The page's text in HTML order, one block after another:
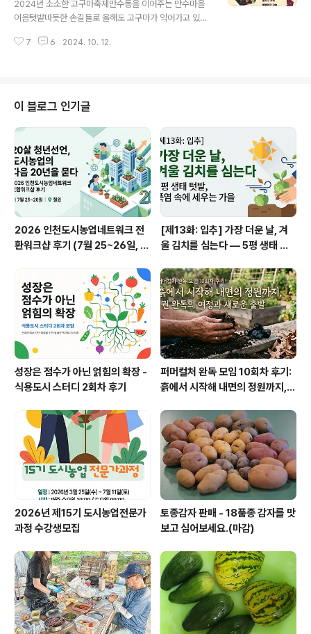
품부 과학기술정책과 (안창석 사무관)발제2) 인천농업기
술센터 도시농업과 사업성과 및 25년도 사업계획 (이진철
과장)15:55-17:002부 활동사례 공유사례1) 인천시 남촌
2024년 소소한 고구마축제만수동을 이어주는 만수마을
이음텃밭따듯한 손길들로 올해도 고구마가 익어가고 있습
구마 축제!!만수마을이음텃밭으로 여러분을 초대합니
기 / 다양한 생태텃밭활동 / 농기구수리 / 돌멩이국나눔 /
마을이야기 등 준비물 : 빈텀블러나 컵, 마실물, 개인그릇
(볼,대접), 수저, 장바구니 – 일회용을 사용하지 않
고 쓰레기가 만들어지지 않는 행사로 준비합니다. 준비물
꼭 챙겨주세요!! 신청 : https://forms.gle/..
7 6 2024. 10. 12.
이 블로그 인기글
2026 인천도시농업네트워크 전
환워크샵 후기 (7월 25~26일, 철
[제13화: 입추] 가장 더운 날, 겨
울 김치를 심는다 — 5평 생태 텃
성장은 점수가 아닌 얽힘의 확장 -
식용도시 스터디 2회차 후기
퍼머컬처 완독 모임 10회차 후기:
흙에서 시작해 내면의 정원까지, 1
2026년 제15기 도시농업전문가
과정 수강생모집
토종감자 판매 - 18품종 감자를 맛
보고 심어보세요.(마감)